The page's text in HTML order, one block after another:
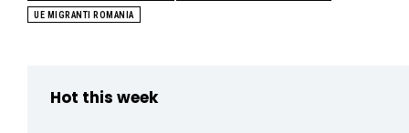
UE MIGRANTI ROMANIA
Hot this week